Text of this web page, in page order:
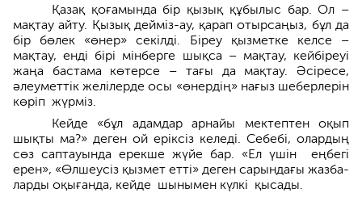
Қазақ қоғамында бір қызық құбылыс бар. Ол –
мақтау айту. Қызық дейміз-ау, қарап отырсаңыз, бұл да
бір бөлек «өнер» секілді. Біреу қызметке келсе –
мақтау, енді бірі мінберге шықса – мақтау, кей­біреуі
жаңа бастама көтерсе – тағы да мақтау. Әсіресе,
әлеуметтік желілерде осы «өнердің» нағыз шеберлерін
көріп жүрміз.
Кейде «бұл адамдар арнайы мектептен оқып
шықты ма?» деген ой еріксіз келеді. Себебі, олардың
сөз саптауында ерекше жүйе бар. «Ел үшін еңбегі
ерен», «Өлшеусіз қыз­мет етті» деген сарындағы жазба­
лар­ды оқығанда, кейде шынымен күлкі қыса­ды.